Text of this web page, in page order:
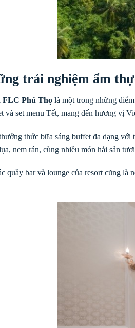
trải nghiệm ẩm
FLC Phú Thọ là một trong những
và set menu Tết, mang đến hương vị
thức bữa sáng buffet đa dạng
nem rán, cùng nhiều món hải sản
quầy bar và lounge của resort cũng